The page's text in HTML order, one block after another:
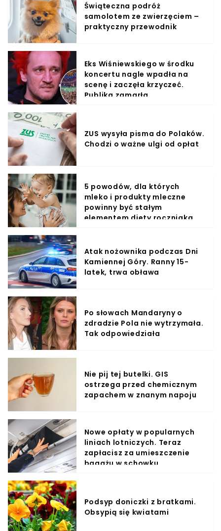
Świąteczna podróż
samolotem ze zwierzęciem –
praktyczny przewodnik
Eks Wiśniewskiego w środku
koncertu nagle wpadła na
scenę i zaczęła krzyczeć.
Publika zamarła
ZUS wysyła pisma do Polaków.
Chodzi o ważne ulgi od opłat
5 powodów, dla których
mleko i produkty mleczne
powinny być stałym
elementem diety roczniaka
Atak nożownika podczas Dni
Kamiennej Góry. Ranny 15-
latek, trwa obława
Po słowach Mandaryny o
zdradzie Pola nie wytrzymała.
Tak odpowiedziała
Nie pij tej butelki. GIS
ostrzega przed chemicznym
zapachem w znanym napoju
Nowe opłaty w popularnych
liniach lotniczych. Teraz
zapłacisz za umieszczenie
bagażu w schowku
Podsyp doniczki z bratkami.
Obsypią się kwiatami